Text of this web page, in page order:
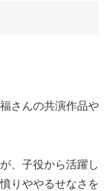
さんの共演作品や
、子役から活躍し
りややるせなさを